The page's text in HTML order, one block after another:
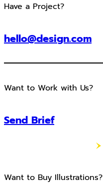
Have a Project?
hello@design.com
Want to Work with Us?
Send Brief
Want to Buy Illustrations?